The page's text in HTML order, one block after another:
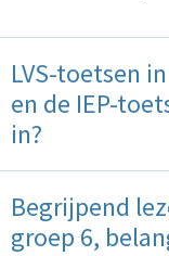
LVS-toetsen
en de IEP-
in?
Begrijpend
groep 6,